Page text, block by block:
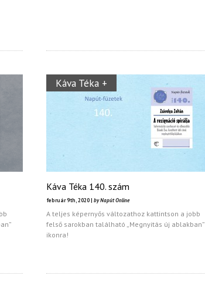
Káva Téka +
Káva Téka 140. szám
február 9th, 2020 | by Napút Online
A teljes képernyős változathoz kattintson a jobb
felső sarokban található „Megnyitás új ablakban”
ikonra!